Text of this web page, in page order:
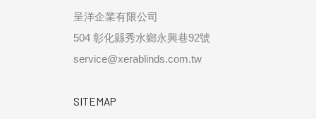
呈洋企業有限公司
504 彰化縣秀水鄉永興巷92號
service@xerablinds.com.tw
SITEMAP